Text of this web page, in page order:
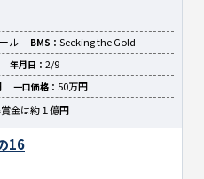
ル BMS： Seeking the Gold
年月日： 2/9
一口価格： 50万円
金は約１億円
16